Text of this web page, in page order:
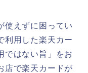
使えずに困ってい
利用した楽天カー
ではない旨」をお
店で楽天カードが